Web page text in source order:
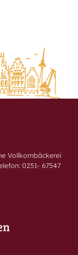
Vollkornbäckerei
0251- 67547